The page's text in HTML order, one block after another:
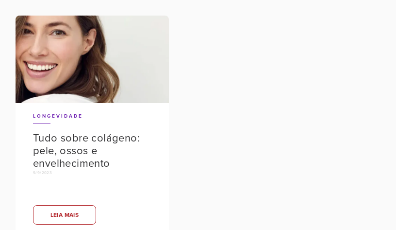
LONGEVIDADE
Tudo sobre colágeno:
pele, ossos e
envelhecimento
9/9/2023
found.
LEIA MAIS